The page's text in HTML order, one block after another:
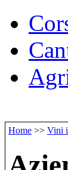
Home >> Vini